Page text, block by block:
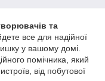
та
все для надійної
у вашому домі.
помічника, який
від побутової